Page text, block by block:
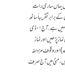
یہاں ساری رات
برابر تقریباً ساٹھ
یا ستر کنکریاں جمع کرلیں اور ان کو دھوکر صاف کرلیں یہاں آرام اور سونا منع نہیں ہے. آج۰۱ ذی
پڑھیں اور نماز
وقوفِ مزدلفہ
میں آج صرف